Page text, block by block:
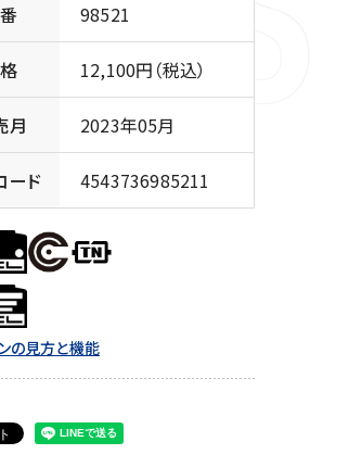
98521
12,100円（税込）
月 2023年05月
ード 4543736985211
の見方と機能